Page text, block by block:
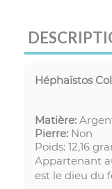
Héphaïstos
Matière:
Pierre: Non
Poids: 12,16
Appartenant
est le dieu du